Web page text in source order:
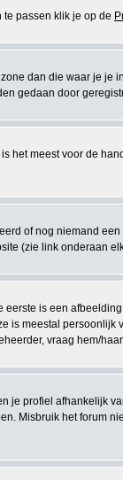
passen klik je op de
dan die waar je
gedaan door
het meest voor de
of nog niemand
(zie link onderaan
is een
meestal
vraag hem/
profiel afhankelijk
Misbruik het forum